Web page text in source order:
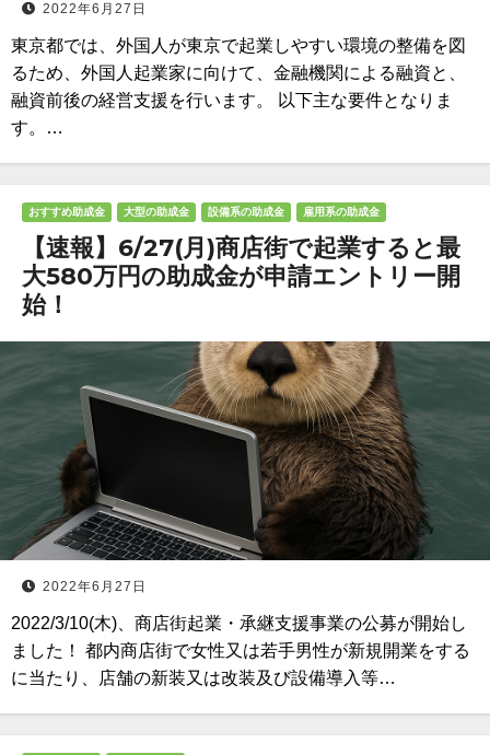
2022年6月27日
東京都では、外国人が東京で起業しやすい環境の整備を図
るため、外国人起業家に向けて、金融機関による融資と、
融資前後の経営支援を行います。 以下主な要件となりま
す。…
おすすめ助成金 大型の助成金 設備系の助成金 雇用系の助成金
【速報】6/27(月)商店街で起業すると最
大580万円の助成金が申請エントリー開
始！
2022年6月27日
2022/3/10(木)、商店街起業・承継支援事業の公募が開始し
ました！ 都内商店街で女性又は若手男性が新規開業をする
に当たり、店舗の新装又は改装及び設備導入等…